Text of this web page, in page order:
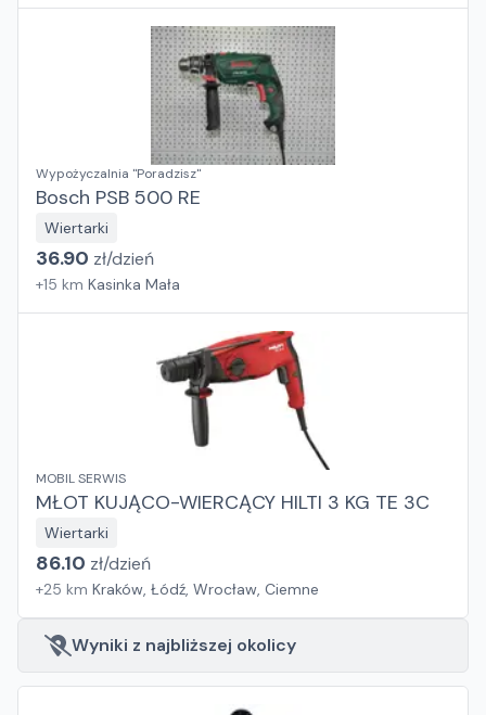
Wypożyczalnia "Poradzisz"
Bosch PSB 500 RE
Wiertarki
36.90 zł/dzień
+15 km Kasinka Mała
MOBIL SERWIS
MŁOT KUJĄCO-WIERCĄCY HILTI 3 KG TE 3C
Wiertarki
86.10 zł/dzień
+25 km Kraków, Łódź, Wrocław, Ciemne
Wyniki z najbliższej okolicy